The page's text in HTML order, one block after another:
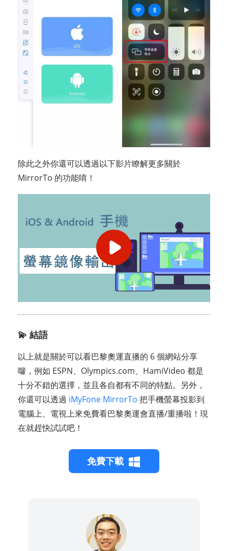
除此之外你還可以透過以下影片瞭解更多關於
MirrorTo 的功能唷！
💫 結語
以上就是關於可以看巴黎奧運直播的 6 個網站分享
囖，例如 ESPN、Olympics.com、HamiVideo 都是
十分不錯的選擇，並且各自都有不同的特點。另外，
你還可以透過 iMyFone MirrorTo 把手機螢幕投影到
電腦上、電視上來免費看巴黎奧運會直播/重播啦！現
在就趕快試試吧！
免費下載